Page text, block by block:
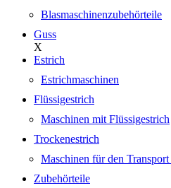
Blasmaschinenzubehörteile
Guss
X
Estrich
Estrichmaschinen
Flüssigestrich
Maschinen mit Flüssigestrich
Trockenestrich
Maschinen für den
Zubehörteile